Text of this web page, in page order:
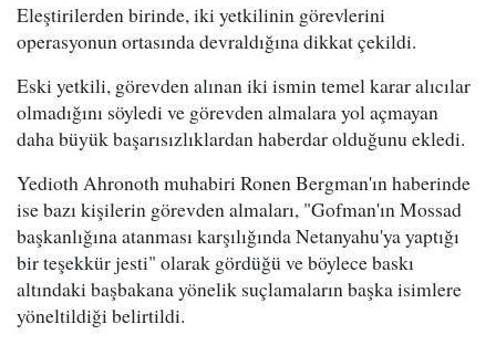
Eleştirilerden birinde, iki yetkilinin görevlerini
operasyonun ortasında devraldığına dikkat çekildi.
Eski yetkili, görevden alınan iki ismin temel karar alıcılar
olmadığını söyledi ve görevden almalara yol açmayan
daha büyük başarısızlıklardan haberdar olduğunu ekledi.
Yedioth Ahronoth muhabiri Ronen Bergman'ın haberinde
ise bazı kişilerin görevden almaları, "Gofman'ın Mossad
başkanlığına atanması karşılığında Netanyahu'ya yaptığı
bir teşekkür jesti" olarak gördüğü ve böylece baskı
altındaki başbakana yönelik suçlamaların başka isimlere
yöneltildiği belirtildi.